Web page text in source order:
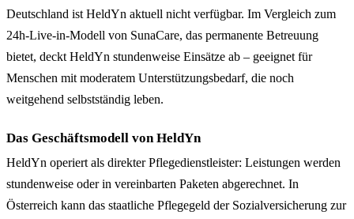
Deutschland ist HeldYn aktuell nicht verfügbar. Im Vergleich zum
24h-Live-in-Modell von SunaCare, das permanente Betreuung
bietet, deckt HeldYn stundenweise Einsätze ab – geeignet für
Menschen mit moderatem Unterstützungsbedarf, die noch
weitgehend selbstständig leben.
Das Geschäftsmodell von HeldYn
HeldYn operiert als direkter Pflegedienstleister: Leistungen werden
stundenweise oder in vereinbarten Paketen abgerechnet. In
Österreich kann das staatliche Pflegegeld der Sozialversicherung zur